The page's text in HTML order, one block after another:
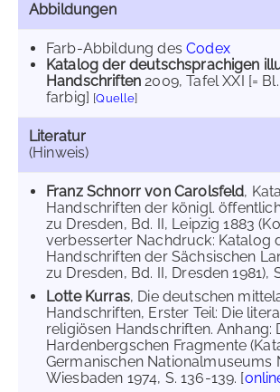
Abbildungen
Farb-Abbildung desCodex
Katalog der deutschsprachigen
Handschriften 2009, Tafel XXI [=
farbig] [Quelle]
Literatur
(Hinweis)
Franz Schnorr von Carolsfeld,
Handschriften der königl.
zu Dresden, Bd. II, Leipzig 1883
verbesserter Nachdruck: Katalog
Handschriften der Sächsischen
zu Dresden, Bd. II, Dresden 1981),
Lotte Kurras, Die deutschen
Handschriften, Erster Teil: Die
religiösen Handschriften. Anhang:
Hardenbergschen Fragmente
Germanischen Nationalmuseums
Wiesbaden 1974, S. 136-139. [